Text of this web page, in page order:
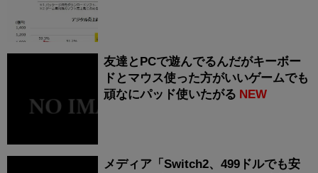
友達とPCで遊んでるんだがキーボー
ドとマウス使った方がいいゲームでも
頑なにパッド使いたがる NEW
メディア「Switch2、499ドルでも安